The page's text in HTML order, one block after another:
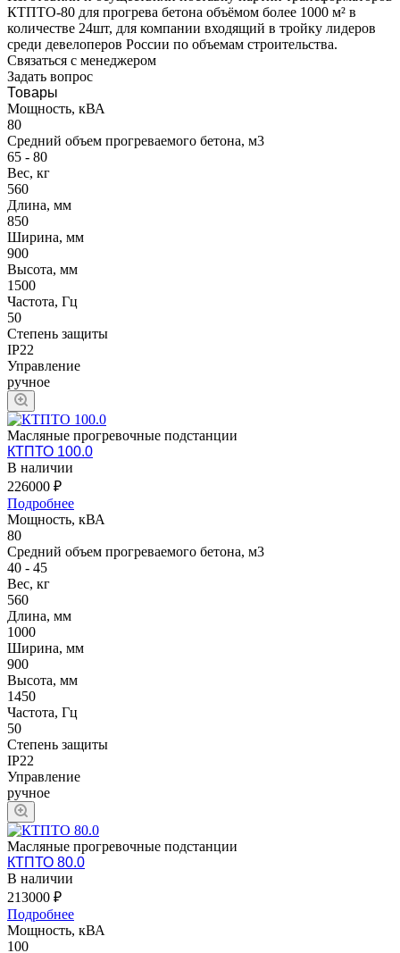
КТПТО-80 для прогрева бетона объёмом более 1000 м² в
количестве 24шт, для компании входящий в тройку лидеров
среди девелоперов России по объемам строительства.
Связаться с менеджером
Задать вопрос
Товары
Мощность, кВА
80
Средний объем прогреваемого бетона, м3
65 - 80
Вес, кг
560
Длина, мм
850
Ширина, мм
900
Высота, мм
1500
Частота, Гц
50
Степень защиты
IP22
Управление
ручное
Масляные прогревочные подстанции
КТПТО 100.0
В наличии
226000 ₽
Подробнее
Мощность, кВА
80
Средний объем прогреваемого бетона, м3
40 - 45
Вес, кг
560
Длина, мм
1000
Ширина, мм
900
Высота, мм
1450
Частота, Гц
50
Степень защиты
IP22
Управление
ручное
Масляные прогревочные подстанции
КТПТО 80.0
В наличии
213000 ₽
Подробнее
Мощность, кВА
100